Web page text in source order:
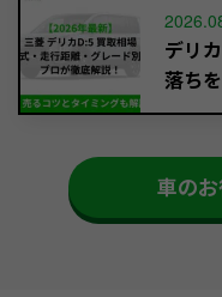
デリ
落ち
車の